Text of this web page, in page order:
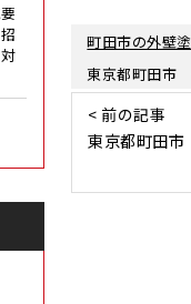
町田市の外壁
東京都町田
< 前の記事
東京都町田